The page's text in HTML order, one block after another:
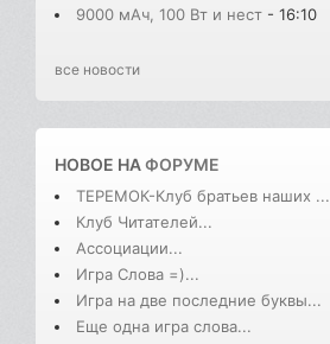
9000 мАч, 100 Вт и нест - 16:10
все новости
НОВОЕ НАФОРУМЕ
ТЕРЕМОК-Клуб братьев наших ...
Клуб Читателей...
Ассоциации...
Игра Слова =)...
Игра на две последние буквы...
Еще одна игра слова...